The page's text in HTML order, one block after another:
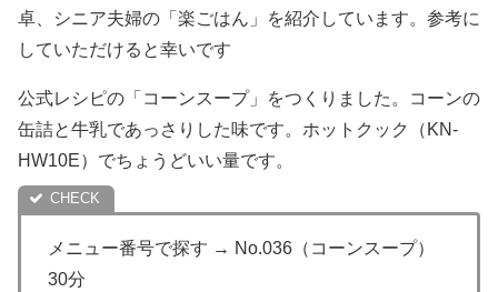
卓、シニア夫婦の「楽ごはん」を紹介しています。参考に
していただけると幸いです
公式レシピの「コーンスープ」をつくりました。コーンの
缶詰と牛乳であっさりした味です。ホットクック（KN-
HW10E）でちょうどいい量です。
メニュー番号で探す → No.036（コーンスープ）
30分